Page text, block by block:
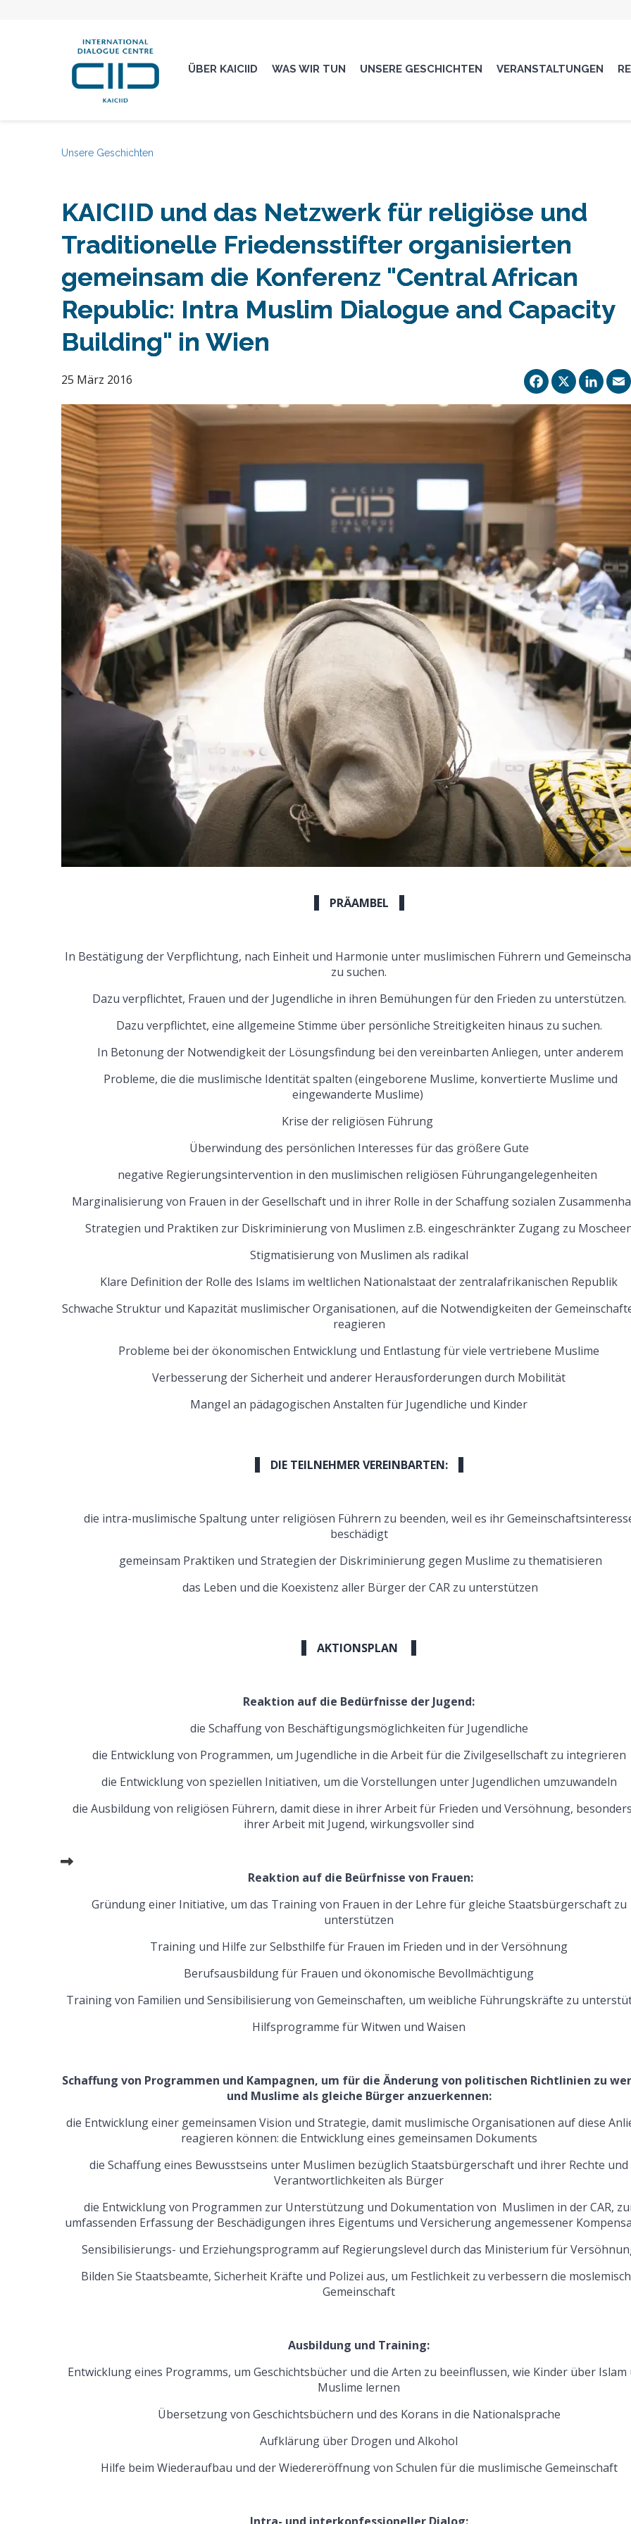
ÜBER KAICIID WAS WIR TUN UNSERE GESCHICHTEN VERANSTALTUNGEN
Unsere Geschichten
KAICIID und das Netzwerk für religiöse und
Traditionelle Friedensstifter organisierten
gemeinsam die Konferenz "Central African
Republic: Intra Muslim Dialogue and Capacity
Building" in Wien
25 März 2016 X
PRÄAMBEL
In Bestätigung der Verpflichtung, nach Einheit und Harmonie unter muslimischen Führern und
zu suchen.
Dazu verpflichtet, Frauen und der Jugendliche in ihren Bemühungen für den Frieden zu unterstützen.
Dazu verpflichtet, eine allgemeine Stimme über persönliche Streitigkeiten hinaus zu suchen.
In Betonung der Notwendigkeit der Lösungsfindung bei den vereinbarten Anliegen, unter anderem
Probleme, die die muslimische Identität spalten (eingeborene Muslime, konvertierte Muslime und
eingewanderte Muslime)
Krise der religiösen Führung
Überwindung des persönlichen Interesses für das größere Gute
negative Regierungsintervention in den muslimischen religiösen Führungangelegenheiten
Marginalisierung von Frauen in der Gesellschaft und in ihrer Rolle in der Schaffung sozialen
Strategien und Praktiken zur Diskriminierung von Muslimen z.B. eingeschränkter Zugang zu
Stigmatisierung von Muslimen als radikal
Klare Definition der Rolle des Islams im weltlichen Nationalstaat der zentralafrikanischen Republik
Schwache Struktur und Kapazität muslimischer Organisationen, auf die Notwendigkeiten der
reagieren
Probleme bei der ökonomischen Entwicklung und Entlastung für viele vertriebene Muslime
Verbesserung der Sicherheit und anderer Herausforderungen durch Mobilität
Mangel an pädagogischen Anstalten für Jugendliche und Kinder
DIE TEILNEHMER VEREINBARTEN:
die intra-muslimische Spaltung unter religiösen Führern zu beenden, weil es ihr
beschädigt
gemeinsam Praktiken und Strategien der Diskriminierung gegen Muslime zu thematisieren
das Leben und die Koexistenz aller Bürger der CAR zu unterstützen
AKTIONSPLAN
Reaktion auf die Bedürfnisse der Jugend:
die Schaffung von Beschäftigungsmöglichkeiten für Jugendliche
die Entwicklung von Programmen, um Jugendliche in die Arbeit für die Zivilgesellschaft zu integrieren
die Entwicklung von speziellen Initiativen, um die Vorstellungen unter Jugendlichen umzuwandeln
die Ausbildung von religiösen Führern, damit diese in ihrer Arbeit für Frieden und Versöhnung,
ihrer Arbeit mit Jugend, wirkungsvoller sind
Reaktion auf die Beürfnisse von Frauen:
Gründung einer Initiative, um das Training von Frauen in der Lehre für gleiche Staatsbürgerschaft zu
unterstützen
Training und Hilfe zur Selbsthilfe für Frauen im Frieden und in der Versöhnung
Berufsausbildung für Frauen und ökonomische Bevollmächtigung
Training von Familien und Sensibilisierung von Gemeinschaften, um weibliche Führungskräfte zu
Hilfsprogramme für Witwen und Waisen
Schaffung von Programmen und Kampagnen, um für die Änderung von politischen Richtlinien zu
und Muslime als gleiche Bürger anzuerkennen:
die Entwicklung einer gemeinsamen Vision und Strategie, damit muslimische Organisationen auf diese
reagieren können: die Entwicklung eines gemeinsamen Dokuments
die Schaffung eines Bewusstseins unter Muslimen bezüglich Staatsbürgerschaft und ihrer Rechte und
Verantwortlichkeiten als Bürger
die Entwicklung von Programmen zur Unterstützung und Dokumentation von Muslimen in der CAR,
umfassenden Erfassung der Beschädigungen ihres Eigentums und Versicherung angemessener
Sensibilisierungs- und Erziehungsprogramm auf Regierungslevel durch das Ministerium für
Bilden Sie Staatsbeamte, Sicherheit Kräfte und Polizei aus, um Festlichkeit zu verbessern die
Gemeinschaft
Ausbildung und Training:
Entwicklung eines Programms, um Geschichtsbücher und die Arten zu beeinflussen, wie Kinder über Islam
Muslime lernen
Übersetzung von Geschichtsbüchern und des Korans in die Nationalsprache
Aufklärung über Drogen und Alkohol
Hilfe beim Wiederaufbau und der Wiedereröffnung von Schulen für die muslimische Gemeinschaft